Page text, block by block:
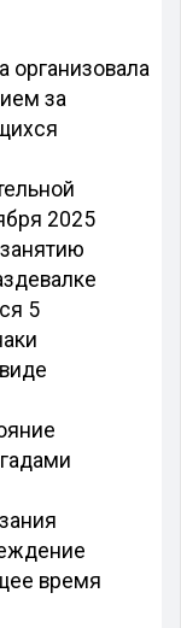
организовала
за
2025
5
время